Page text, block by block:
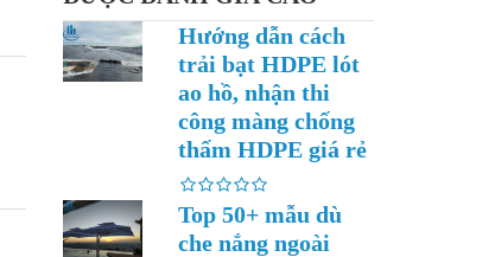
Hướng dẫn cách
trải bạt HDPE lót
ao hồ, nhận thi
công màng chống
thấm HDPE giá rẻ
Top 50+ mẫu dù
che nắng ngoài